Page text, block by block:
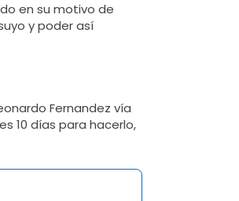
en su motivo de
y poder así
Fernandez vía
10 días para hacerlo,